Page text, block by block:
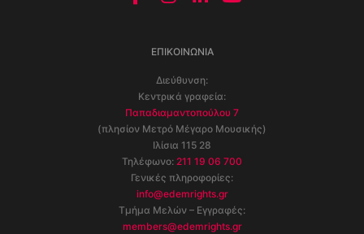
ΕΠΙΚΟΙΝΩΝΊΑ
Διεύθυνση:
Κεντρικά γραφεία:
Παπαδιαμαντοπούλου 7
(πλησίον Μετρό Μέγαρο Μουσικής)
Ιλίσια 115 28
Τηλέφωνο: 211 19 06 700
Γενικές πληροφορίες:
info@edemrights.gr
Τμήμα Μελών – Εγγραφές:
members@edemrights.gr